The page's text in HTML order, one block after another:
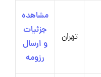
تهران
مشاهده
جزئیات
و ارسال
رزومه